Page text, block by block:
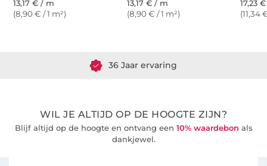
13,17 € / m
(8,90 € / 1 m²)
13,17 € / m
(8,90 € / 1 m²)
17,23
(11,34
36 Jaar ervaring
WIL JE ALTIJD OP DE HOOGTE ZIJN?
Blijf altijd op de hoogte en ontvang een 10% waardebon als
dankjewel.